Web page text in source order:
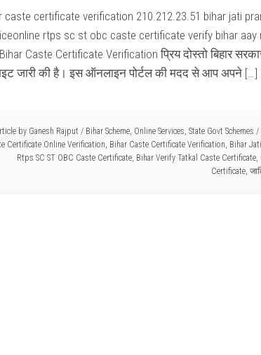
caste certificate verification 210.212.23.51 bihar jati
rtps sc st obc caste certificate verify bihar
Caste Certificate Verification प्रिय दोस्तो बिहार
जारी की है। इस ऑनलाइन पोर्टल की मदद से आप अपने […]
by Ganesh Rajput / Bihar Scheme, Online Services, State Govt Schemes /
Certificate Online Verification, Bihar Caste Certificate Verification, Bihar
Rtps SC ST OBC Caste Certificate, Bihar Verify Tatkal Caste Certificate,
Certificate,